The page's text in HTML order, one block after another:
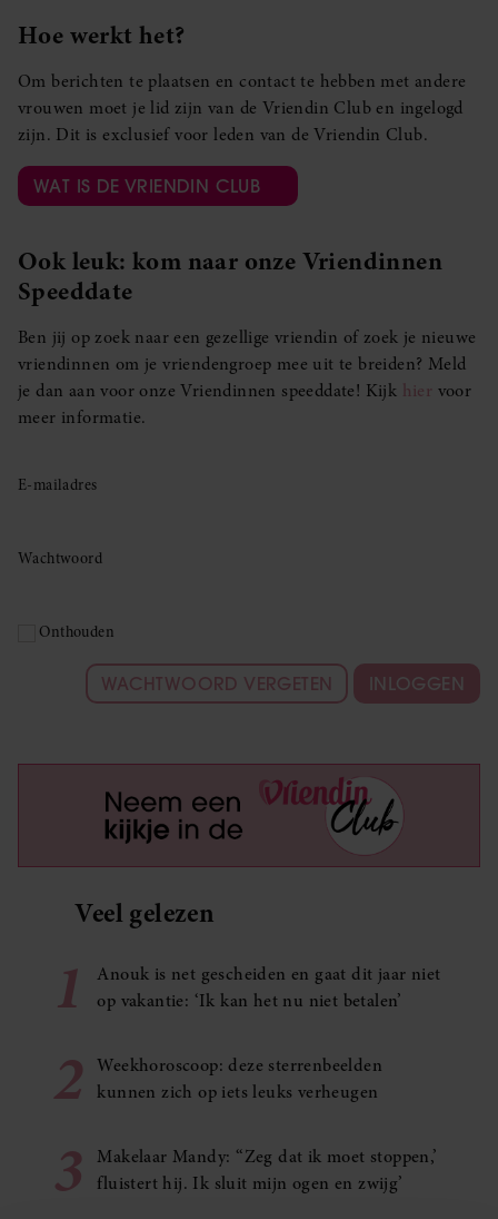
Hoe werkt het?
Om berichten te plaatsen en contact te hebben met andere
vrouwen moet je lid zijn van de Vriendin Club en ingelogd
zijn. Dit is exclusief voor leden van de Vriendin Club.
WAT IS DE VRIENDIN CLUB
Ook leuk: kom naar onze Vriendinnen
Speeddate
Ben jij op zoek naar een gezellige vriendin of zoek je nieuwe
vriendinnen om je vriendengroep mee uit te breiden? Meld
je dan aan voor onze Vriendinnen speeddate! Kijk hier voor
meer informatie.
E-mailadres
Wachtwoord
Onthouden
WACHTWOORD VERGETEN INLOGGEN
Veel gelezen
1
Anouk is net gescheiden en gaat dit jaar niet
op vakantie: ‘Ik kan het nu niet betalen’
2
Weekhoroscoop: deze sterrenbeelden
kunnen zich op iets leuks verheugen
3
Makelaar Mandy: ‘‘Zeg dat ik moet stoppen,’
fluistert hij. Ik sluit mijn ogen en zwijg’